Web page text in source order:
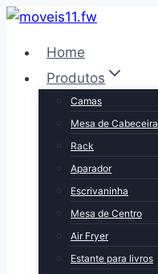
Pular
Conteúdo
Home
Produtos
Camas
Mesa de Cabeceira
Rack
Aparador
Escrivaninha
Mesa de Centro
Air Fryer
Estante para livros